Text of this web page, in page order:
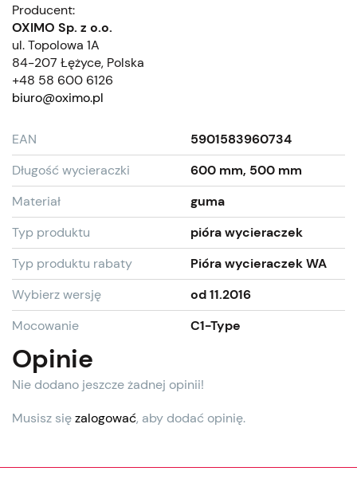
Producent:
OXIMO Sp. z o.o.
ul. Topolowa 1A
84-207 Łężyce, Polska
+48 58 600 6126
biuro@oximo.pl
EAN
5901583960734
Długość wycieraczki
600 mm, 500 mm
Materiał
guma
Typ produktu
pióra wycieraczek
Typ produktu rabaty
Pióra wycieraczek WA
Wybierz wersję
od 11.2016
Mocowanie
C1-Type
Opinie
Nie dodano jeszcze żadnej opinii!
Musisz sięzalogować, aby dodać opinię.